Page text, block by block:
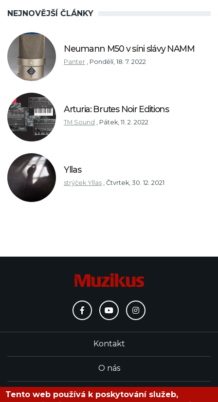
NEJNOVĚJŠÍ ČLÁNKY
Neumann M50 v síni slávy NAMM
Panter , Pondělí, 18. 7. 2022
Arturia: Brutes Noir Editions
TM Sound , Pátek, 11. 2. 2022
Yllas
strýček Yllas , Čtvrtek, 30. 12. 2021
Kontakt
O nás
Redakce
Tento web používá k poskytování služeb,